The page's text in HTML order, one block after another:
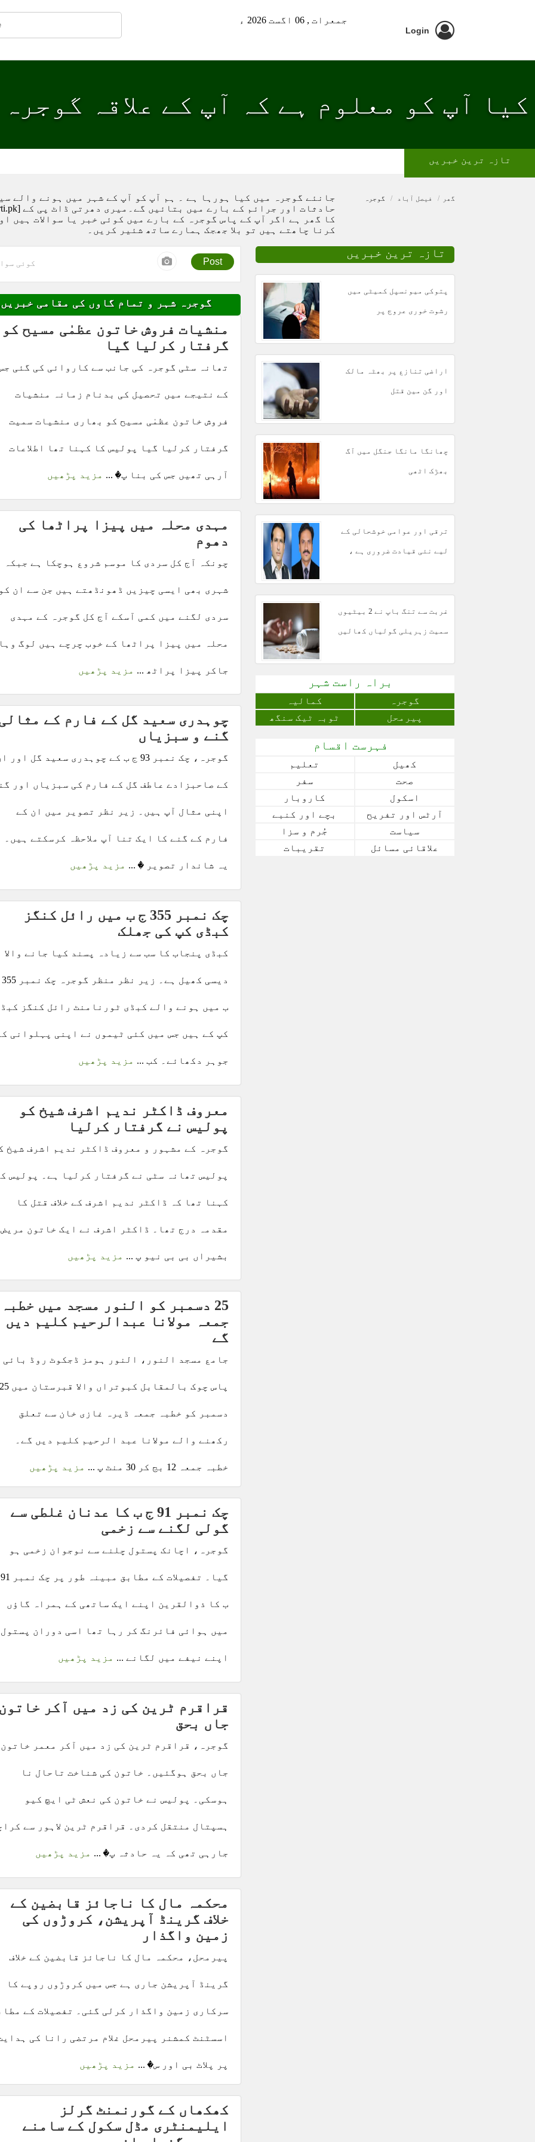
جمعرات , 06 اگست 2026 ء
Login
کیا آپ کو معلوم ہے کہ آپ کے علاقہ
تازہ ترین خبریں
گھر فیصل آباد گوجرہ جانئے گوجرہ میں کیا ہورہا ہے ۔ ہم آپ کو آپ کے شہر میں ہونے والے
کا گھر ہے اگر آپ کے پاس گوجرہ کے بارے میں کوئی خبر یا سوالات ہیں
کرنا چاھتے ہیں تو بلا جھجک ہمارے ساتھ شئیر کریں۔
کوئی Post
گوجرہ شہر و تمام گاوں کی مقامی
منشیات فروش خاتون عظمٰی مسیح کو
گرفتار کرلیا گیا
تھانہ سٹی گوجرہ کی جانب سے کاروائی کی گئی
کے نتیجے میں تحصیل کی بدنام زمانہ منشیات
فروش خاتون عظمٰی مسیح کو بھاری منشیات سمیت
گرفتار کرلیا گیا پولیس کا کہنا تھا اطلاعات
آرہی تھیں جس کی بنا پ� ... مزید پڑھیں
مہدی محلہ میں پیزا پراٹھا کی
دھوم
چونکہ آج کل سردی کا موسم شروع ہوچکا ہے جبکہ
شہری بھی ایسی چیزیں ڈھونڈھتے ہیں جن سے ان
سردی لگنے میں کمی آسکے آج کل گوجرہ کے مہدی
محلہ میں پیزا پراٹھا کے خوب چرچے ہیں لوگ
جاکر پیزا پراٹھ ... مزید پڑھیں
چوہدری سعید گل کے فارم کے
گنے و سبزیاں
گوجرہ، چک نمبر 93 ج ب کے چوہدری سعید گل اور
کے صاحبزادے عاطف گل کے فارم کی سبزیاں اور
اپنی مثال آپ ہیں۔ زیر نظر تصویر میں ان کے
فارم کے گنے کا ایک تنا آپ ملاحظہ کرسکتے ہیں۔
یہ شاندار تصویر � ... مزید پڑھیں
چک نمبر 355 ج ب میں رائل کنگز
کبڈی کپ کی جھلک
کبڈی پنجاب کا سب سے زیادہ پسند کیا جانے والا
دیسی
ب میں ہونے والے کبڈی ٹورنامنٹ رائل کنگز
کپ کے ہیں جس میں کئی ٹیموں نے اپنی پہلوانی
جوہر دکھائے۔ کب ... مزید پڑھیں
معروف ڈاکٹر ندیم اشرف شیخ کو
پولیس نے گرفتار کرلیا
گوجرہ کے مشہور و معروف ڈاکٹر ندیم اشرف شیخ
پولیس تھانہ سٹی نے گرفتار کرلیا ہے۔ پولیس
کہنا تھا کہ ڈاکٹر ندیم اشرف کے خلاف قتل کا
مقدمہ درج تھا۔ ڈاکٹر اشرف نے ایک خاتون مریض
بشیراں بی بی نیو پ ... مزید پڑھیں
25 دسمبر کو النور مسجد میں خطبہ
جمعہ مولانا عبدالرحیم کلیم دیں
گے
جامع مسجد النور، النور ہومز ڈجکوٹ روڈ بائی
پاس چوک بالمقابل کبوتراں والا قبرستان میں 25
دسمبر کو خطبہ جمعہ ڈیرہ غازی خان سے تعلق
رکھنے والے مولانا عبد الرحیم کلیم دیں گے۔
خطبہ جمعہ 12 بج کر 30 منٹ پ ... مزید پڑھیں
چک نمبر 91 ج ب کا عدنان غلطی سے
گولی لگنے سے زخمی
گوجرہ، اچانک پستول چلنے سے نوجوان زخمی ہو
ب کا ذوالقرین اپنے ایک ساتھی کے ہمراہ گاؤں
میں ہوائی فائرنگ کر رہا تھا اسی دوران پستول
اپنے نیفے میں لگانے ... مزید پڑھیں
قراقرم ٹرین کی زد میں آکر
جاں بحق
گوجرہ، قراقرم ٹرین کی زد میں آکر معمر خاتون
جاں بحق ہوگئیں۔ خاتون کی شناخت تاحال نا
ہوسکی۔ پولیس نے خاتون کی نعش ٹی ایچ کیو
ہسپتال منتقل کردی۔ قراقرم ٹرین لاہور سے
جارہی تھی کہ یہ حادثہ پ� ... مزید پڑھیں
محکمہ مال کا ناجائز قابضین کے
خلاف گرینڈ آپریشن، کروڑوں کی
زمین واگذار
پیرمحل، محکمہ مال کا ناجائز قابضین کے خلاف
گرینڈ آپریشن جاری ہے جس میں کروڑوں روپے کا
سرکاری زمین واگذار کرلی گئی۔ تفصیلات کے
اسسٹنٹ کمشنر پیرمحل غلام مرتضی رانا کی
پر پلاٹ بی اور س� ... مزید پڑھیں
کھکھاں کے گورنمنٹ گرلز
ایلیمنٹری مڈل سکول کے سامنے
تازہ ترین خبریں
پتوکی میونسپل کمیٹی میں
رشوت خوری عروج پر
اراضی تنازع پر بھٹہ مالک
اور گن مین قتل
چھانگا مانگا جنگل میں آگ
بھڑک اٹھی
ترقی اور عوامی خوشحالی کے
لیے نئی قیادت ضروری ہے ،
غربت سے تنگ باپ نے 2 بیٹیوں
سمیت زہریلی گولیاں کھالیں
براہ راست شہر
گوجرہ
کمالیہ
پیرمحل
ٹوبہ ٹیک سنگھ
فہرست اقسام
کھیل
تعلیم
صحت
سفر
اسکول
کاروبار
آرٹس اور تفریح
بچے اور کنبے
سیاست
جُرم و سزا
علاقائی مسائل
تقریبات